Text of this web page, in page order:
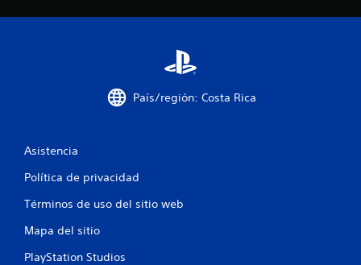
País/región: Costa Rica
Asistencia
Política de privacidad
Términos de uso del sitio web
Mapa del sitio
PlayStation Studios